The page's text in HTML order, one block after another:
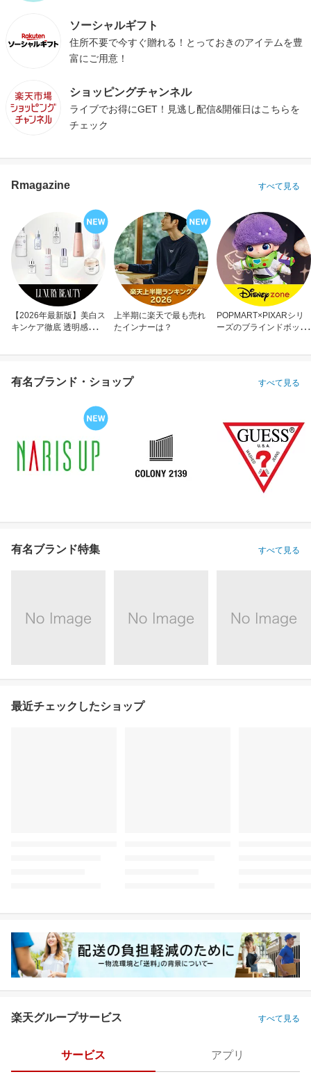
ソーシャルギフト
住所不要で今すぐ贈れる！とっておきのアイテムを豊
富にご用意！
ショッピングチャンネル
ライブでお得にGET！見逃し配信&開催日はこちらを
チェック
Rmagazine すべて見る
【2026年最新版】美白ス
キンケア徹底 透明感のあ
上半期に楽天で最も売れ
たインナーは？
POPMART×PIXARシリ
ーズのブラインドボック
有名ブランド・ショップ すべて見る
有名ブランド特集 すべて見る
最近チェックしたショップ
楽天グループサービス すべて見る
サービス アプリ